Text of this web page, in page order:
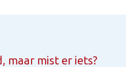
maar mist er iets?